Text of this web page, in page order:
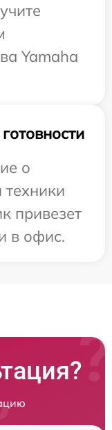
Yamaha
о
привезет
в офис.